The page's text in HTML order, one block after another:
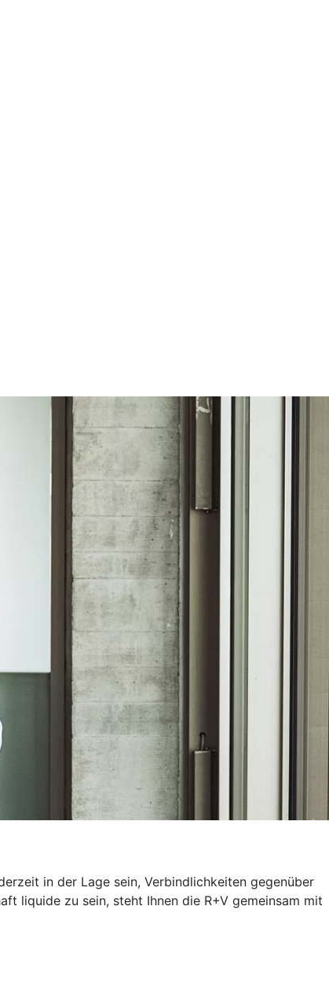
in der Lage sein, Verbindlichkeiten gegenüber
liquide zu sein, steht Ihnen die R+V gemeinsam mit